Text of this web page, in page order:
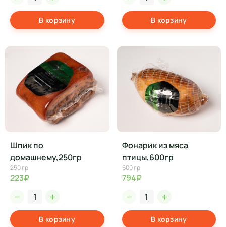
В корзину В корзину
Шпик по
домашнему,250гр
250 гр
223₽
В корзину
Фонарик из мяса
птицы,600гр
600 гр
794₽
В корзину